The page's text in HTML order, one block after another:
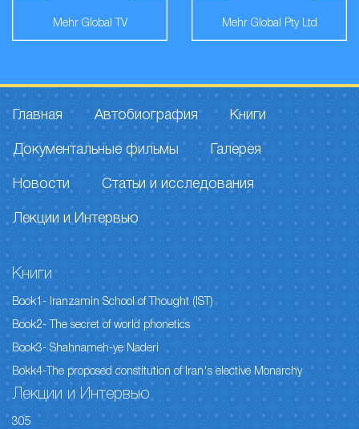
Mehr Global TV Mehr Global Pty Ltd
Главная Автобиография Книги
Документальные фильмы Галерея
Новости Статьи и исследования
Лекции и Интервью
Книги
Book1- Iranzamin School of Thought (IST)
Book2- The secret of world phonetics
Book3- Shahnameh-ye Naderi
Bokk4-The proposed constitution of Iran's elective Monarchy
Лекции и Интервью
305